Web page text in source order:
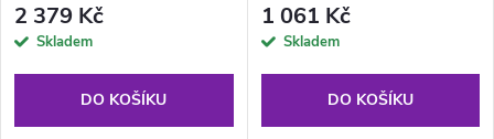
2 379 Kč
Skladem
DO KOŠÍKU
1 061 Kč
Skladem
DO KOŠÍKU